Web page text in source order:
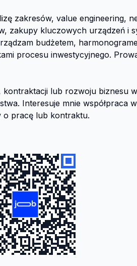
zakresów, value engineering,
zakupy kluczowych urządzeń i
budżetem,
procesu inwestycyjnego.
lub rozwoju biznesu
Interesuje mnie współpraca
o pracę lub kontraktu.